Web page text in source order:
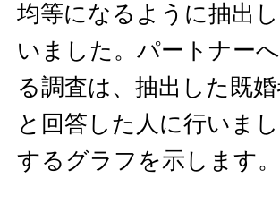
均等になるように抽出
いました。パートナー
る調査は、抽出した既
と回答した人に行いま
するグラフを示します。